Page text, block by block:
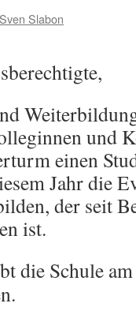
Sven Slabon
und
einen
Jahr die
der seit
ist.
die Schule